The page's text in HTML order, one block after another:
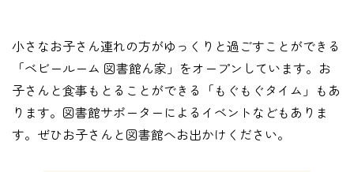
小さなお子さん連れの方がゆっくりと過ごすことができる
「ベビールーム 図書館ん家」をオープンしています。お
子さんと食事もとることができる「もぐもぐタイム」もあ
ります。図書館サポーターによるイベントなどもありま
す。ぜひお子さんと図書館へお出かけください。